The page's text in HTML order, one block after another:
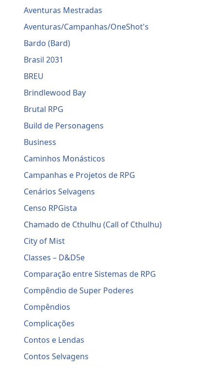
Aventuras Mestradas
Aventuras/Campanhas/OneShot's
Bardo (Bard)
Brasil 2031
BREU
Brindlewood Bay
Brutal RPG
Build de Personagens
Business
Caminhos Monásticos
Campanhas e Projetos de RPG
Cenários Selvagens
Censo RPGista
Chamado de Cthulhu (Call of Cthulhu)
City of Mist
Classes – D&D5e
Comparação entre Sistemas de RPG
Compêndio de Super Poderes
Compêndios
Complicações
Contos e Lendas
Contos Selvagens